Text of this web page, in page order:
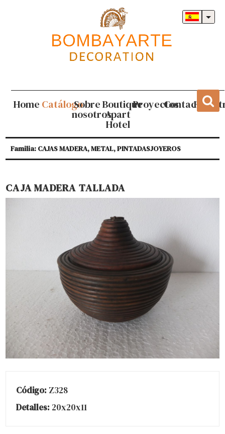
Home CatálogoSobre
nosotros
Boutique
Apart
Hotel
ProyectosContacto
Familia: CAJAS MADERA, METAL, PINTADASJOYEROS
CAJA MADERA TALLADA
Código: Z328
Detalles: 20x20x11